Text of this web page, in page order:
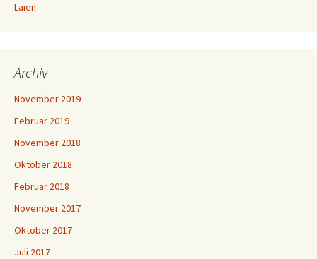
Laien
Archiv
November 2019
Februar 2019
November 2018
Oktober 2018
Februar 2018
November 2017
Oktober 2017
Juli 2017